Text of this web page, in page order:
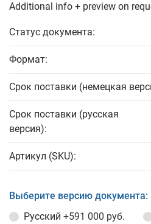
Additional info + preview on
Статус документа:
Формат:
Срок поставки (немецкая
Срок поставки (русская
версия):
Артикул (SKU):
Выберите версию документа:
Русский +591 000 руб.